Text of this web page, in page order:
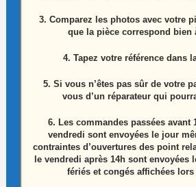
3. Comparez les photos avec votre
que la pièce correspond bien
4. Tapez votre référence dans
5. Si vous n’êtes pas sûr de votre
vous d’un réparateur qui
6. Les commandes passées avant
vendredi sont envoyées le jour
contraintes d’ouvertures des point
le vendredi après 14h sont envoyées
fériés et congés affichées